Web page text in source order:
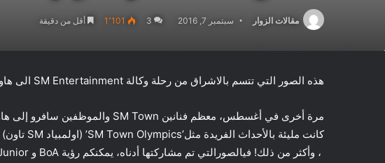
مقالات الزوار سبتمبر 7, 2016 3 1٬101 أقل من دقيقة
هذه الصور التي تتسم بالاشراق من رحلة وكالة SM Entertainment الى هاواي لا شك أن الجميع بدى انه قضى وقتا رائعا!